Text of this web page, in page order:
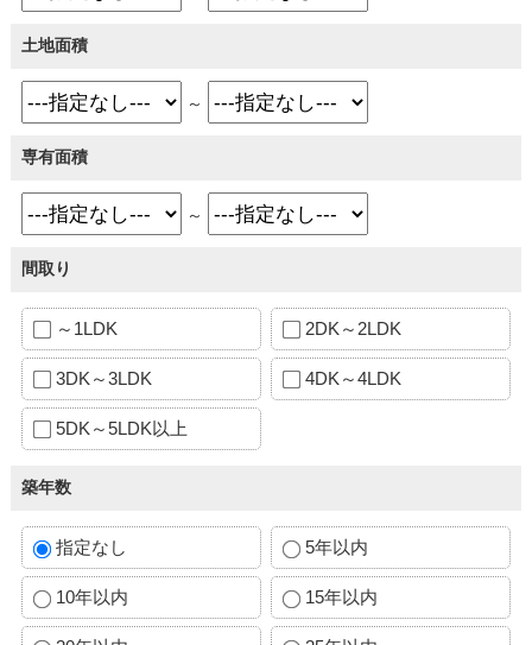
土地面積
～
専有面積
～
間取り
～1LDK 2DK～2LDK
3DK～3LDK 4DK～4LDK
5DK～5LDK以上
築年数
指定なし 5年以内
10年以内 15年以内